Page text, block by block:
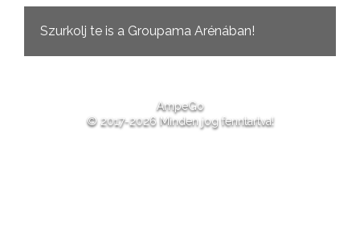
Szurkolj te is a Groupama Arénában!
AmpeGo
© 2017-2026 Minden jog fenntartva!